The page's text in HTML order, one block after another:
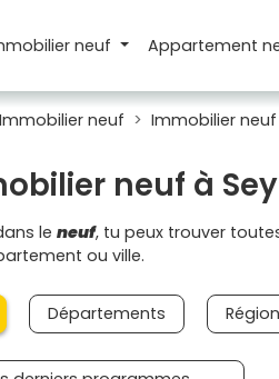
neuf Appartement
Immobilier neuf Immobilier
neuf à
le neuf, tu peux trouver
ou ville.
Départements